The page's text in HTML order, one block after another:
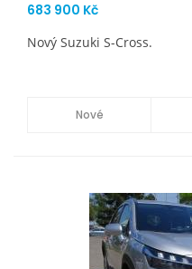
683 900 Kč
Nový Suzuki S-Cross.
Nové